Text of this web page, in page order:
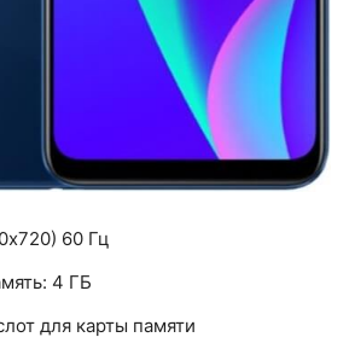
60 Гц
4 ГБ
для карты памяти